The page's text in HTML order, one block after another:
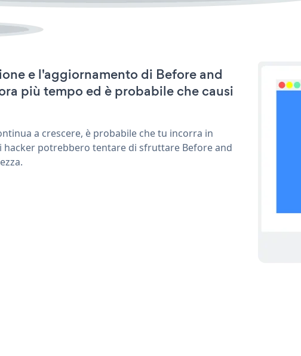
e l'aggiornamento di Before and
più tempo ed è probabile che causi
a crescere, è probabile che tu incorra in
hacker potrebbero tentare di sfruttare Before and